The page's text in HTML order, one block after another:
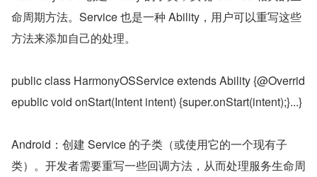
命周期方法。Service 也是一种 Ability，用户可以重写这些
方法来添加自己的处理。
public class HarmonyOSService extends Ability {@Overrid
epublic void onStart(Intent intent) {super.onStart(intent);}...}
Android：创建 Service 的子类（或使用它的一个现有子
类）。开发者需要重写一些回调方法，从而处理服务生命周